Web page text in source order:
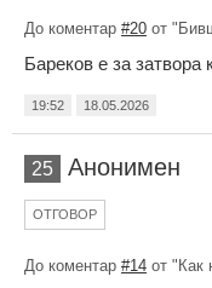
До коментар #20 от
Бареков е за
19:52 18.05.2026
25 Анонимен
ОТГОВОР
До коментар #14 от "Как